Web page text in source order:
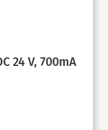
24 V, 700mA